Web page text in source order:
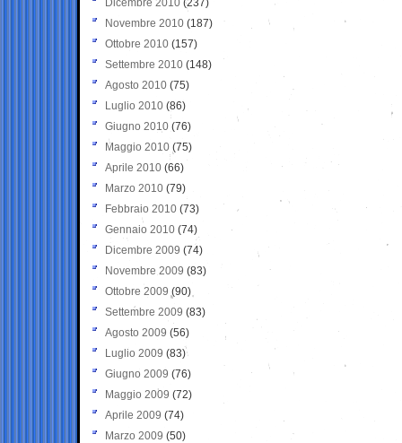
Dicembre 2010 (237)
Novembre 2010 (187)
Ottobre 2010 (157)
Settembre 2010 (148)
Agosto 2010 (75)
Luglio 2010 (86)
Giugno 2010 (76)
Maggio 2010 (75)
Aprile 2010 (66)
Marzo 2010 (79)
Febbraio 2010 (73)
Gennaio 2010 (74)
Dicembre 2009 (74)
Novembre 2009 (83)
Ottobre 2009 (90)
Settembre 2009 (83)
Agosto 2009 (56)
Luglio 2009 (83)
Giugno 2009 (76)
Maggio 2009 (72)
Aprile 2009 (74)
Marzo 2009 (50)